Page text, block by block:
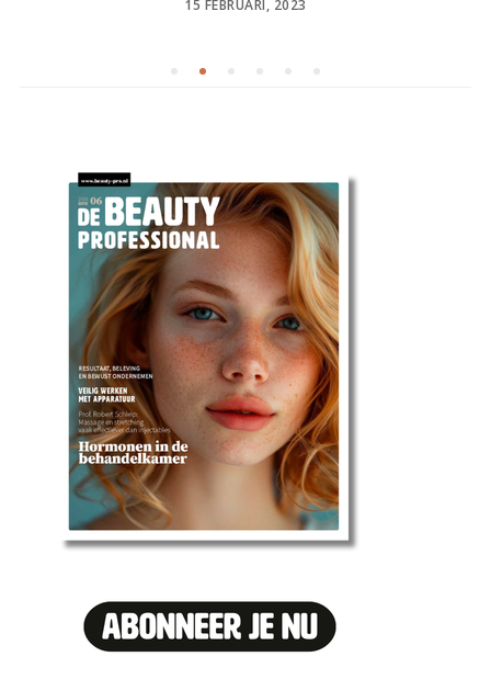
15 FEBRUARI, 2023